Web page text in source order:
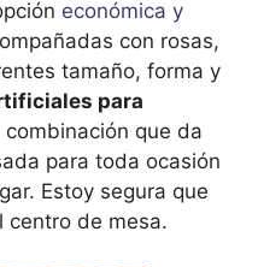
económica y
con rosas,
tamaño, forma y
para
combinación que da
para toda ocasión
Estoy segura que
centro de mesa.